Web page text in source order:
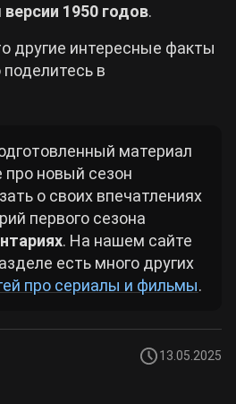
версии 1950 годов.
другие интересные факты
в
материал
про новый сезон
о своих впечатлениях
первого сезона
. На нашем сайте
есть много других
про сериалы и фильмы.
13.05.2025